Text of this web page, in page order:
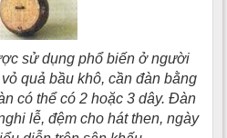
sử dụng phổ biến ở người
quả bầu khô, cần đàn bằng
có thể có 2 hoặc 3 dây. Ðàn
lễ, đệm cho hát then, ngày